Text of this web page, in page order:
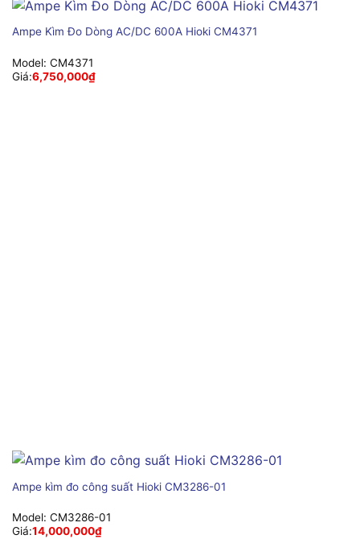
Ampe Kìm Đo Dòng AC/DC 600A Hioki CM4371
Model: CM4371
Giá:6,750,000₫
Ampe kìm đo công suất Hioki CM3286-01
Model: CM3286-01
Giá:14,000,000₫